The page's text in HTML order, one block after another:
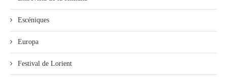
Escéniques
Europa
Festival de Lorient